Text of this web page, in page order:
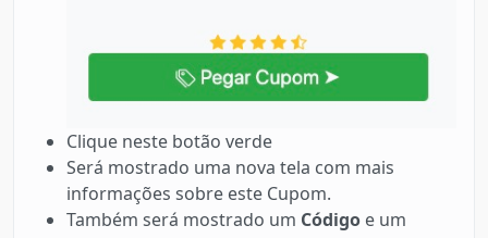
Clique neste botão verde
Será mostrado uma nova tela com mais
informações sobre este Cupom.
Também será mostrado um Código e um